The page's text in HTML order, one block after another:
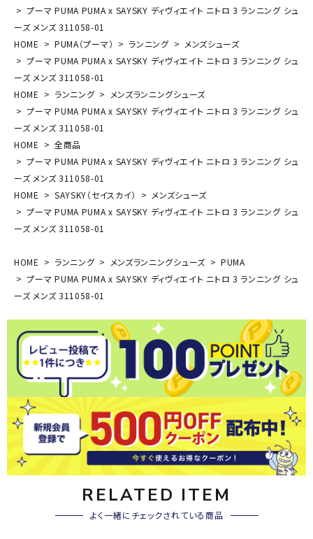
プーマ PUMA PUMA x SAYSKY ディヴィエイト ニトロ 3 ランニング シュ
ーズ メンズ 311058-01
HOME
PUMA（プーマ） ランニング
メンズシューズ
プーマ PUMA PUMA x SAYSKY ディヴィエイト ニトロ 3 ランニング シュ
ーズ メンズ 311058-01
HOME
ランニング
メンズランニングシューズ
プーマ PUMA PUMA x SAYSKY ディヴィエイト ニトロ 3 ランニング シュ
ーズ メンズ 311058-01
HOME
全商品
プーマ PUMA PUMA x SAYSKY ディヴィエイト ニトロ 3 ランニング シュ
ーズ メンズ 311058-01
HOME
SAYSKY（セイスカイ）
メンズシューズ
プーマ PUMA PUMA x SAYSKY ディヴィエイト ニトロ 3 ランニング シュ
ーズ メンズ 311058-01
HOME ランニング メンズランニングシューズ
PUMA
プーマ PUMA PUMA x SAYSKY ディヴィエイト ニトロ 3 ランニング シュ
ーズ メンズ 311058-01
RELATED ITEM
よく一緒にチェックされている商品